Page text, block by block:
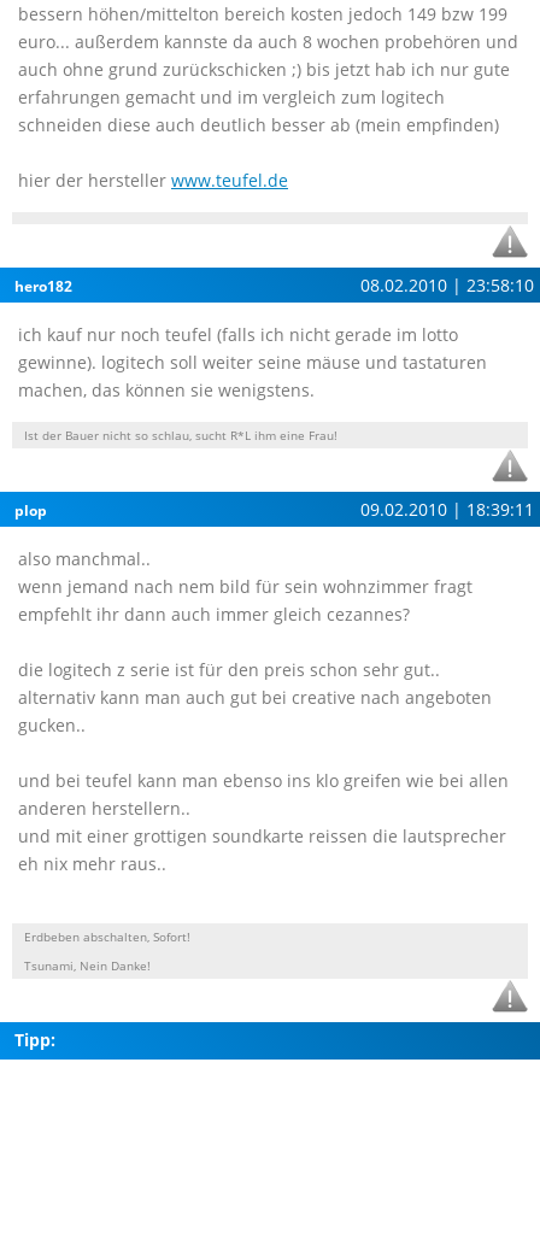
bessern höhen/mittelton bereich kosten jedoch 149 bzw 199
euro... außerdem kannste da auch 8 wochen probehören und
auch ohne grund zurückschicken ;) bis jetzt hab ich nur gute
erfahrungen gemacht und im vergleich zum logitech
schneiden diese auch deutlich besser ab (mein empfinden)
hier der hersteller www.teufel.de
hero182 08.02.2010 | 23:58:10
ich kauf nur noch teufel (falls ich nicht gerade im lotto
gewinne). logitech soll weiter seine mäuse und tastaturen
machen, das können sie wenigstens.
Ist der Bauer nicht so schlau, sucht R*L ihm eine Frau!
plop 09.02.2010 | 18:39:11
also manchmal..
wenn jemand nach nem bild für sein wohnzimmer fragt
empfehlt ihr dann auch immer gleich cezannes?
die logitech z serie ist für den preis schon sehr gut..
alternativ kann man auch gut bei creative nach angeboten
gucken..
und bei teufel kann man ebenso ins klo greifen wie bei allen
anderen herstellern..
und mit einer grottigen soundkarte reissen die lautsprecher
eh nix mehr raus..
Erdbeben abschalten, Sofort!
Tsunami, Nein Danke!
Tipp: